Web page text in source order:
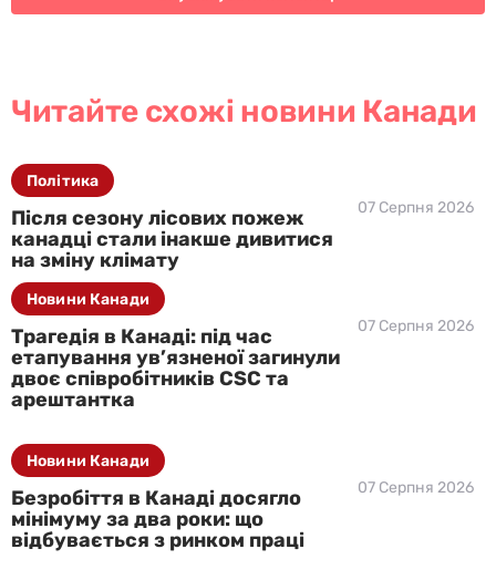
Читайте схожі новини Канади
Після сезону лісових пожеж
канадці стали інакше дивитися
на зміну клімату
07 Серпня 2026
Політика
Трагедія в Канаді: під час
етапування ув’язненої загинули
двоє співробітників CSC та
арештантка
07 Серпня 2026
Новини Канади
Безробіття в Канаді досягло
мінімуму за два роки: що
відбувається з ринком праці
07 Серпня 2026
Новини Канади